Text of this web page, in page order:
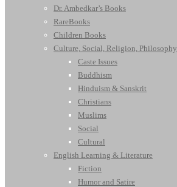
Dr. Ambedkar’s Books
RareBooks
Children Books
Culture, Social, Religion, Philosophy
Caste Issues
Buddhism
Hinduism & Sanskrit
Christians
Muslims
Social
Cultural
English Learning & Literature
Fiction
Humor and Satire